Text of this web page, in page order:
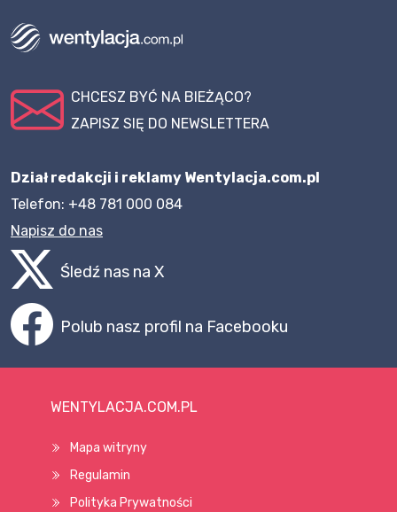
CHCESZ BYĆ NA BIEŻĄCO?
ZAPISZ SIĘ DO NEWSLETTERA
Dział redakcji i reklamy Wentylacja.com.pl
Telefon: +48 781 000 084
Napisz do nas
Śledź nas na X
Polub nasz profil na Facebooku
WENTYLACJA.COM.PL
Mapa witryny
Regulamin
Polityka Prywatności